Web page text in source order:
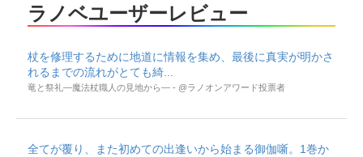
ラノベユーザーレビュー
杖を修理するために地道に情報を集め、最後に真実が明かさ
れるまでの流れがとても綺...
竜と祭礼―魔法杖職人の見地から― - @ラノオンアワード投票者
全てが覆り、また初めての出逢いから始まる御伽噺。1巻か